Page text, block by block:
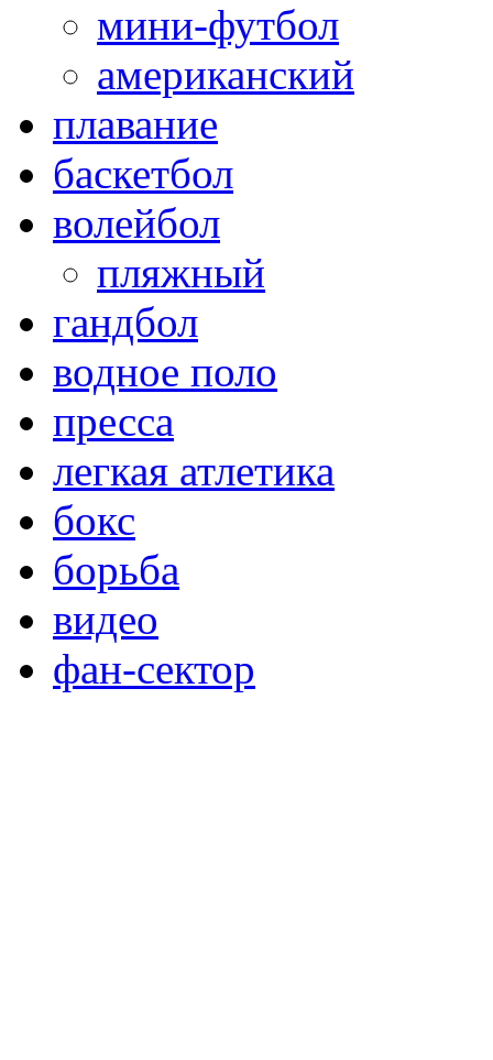
мини-футбол
американский
плавание
баскетбол
волейбол
пляжный
гандбол
водное поло
пресса
легкая атлетика
бокс
борьба
видео
фан-сектор